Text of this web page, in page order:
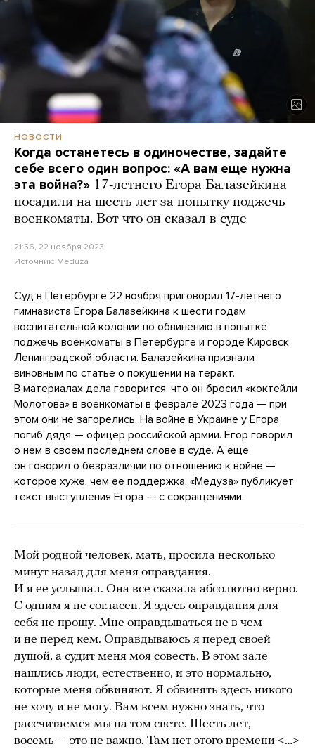
НОВОСТИ
Когда останетесь в одиночестве, задайте
себе всего один вопрос: «А вам еще нужна
эта война?» 17-летнего Егора Балазейкина
посадили на шесть лет за попытку поджечь
военкоматы. Вот что он сказал в суде
21:56, 22 ноября 2023
Источник: Meduza
Суд в Петербурге 22 ноября приговорил 17-летнего
гимназиста Егора Балазейкина к шести годам
воспитательной колонии по обвинению в попытке
поджечь военкоматы в Петербурге и городе Кировск
Ленинградской области. Балазейкина признали
виновным по статье о покушении на теракт.
В материалах дела говорится, что он бросил «коктейли
Молотова» в военкоматы в феврале 2023 года — при
этом они не загорелись. На войне в Украине у Егора
погиб дядя — офицер российской армии. Егор говорил
о нем в своем последнем слове в суде. А еще
он говорил о безразличии по отношению к войне —
которое хуже, чем ее поддержка. «Медуза» публикует
текст выступления Егора — с сокращениями.
Мой родной человек, мать, просила несколько
минут назад для меня оправдания.
И я ее услышал. Она все сказала абсолютно верно.
С одним я не согласен. Я здесь оправдания для
себя не прошу. Мне оправдываться не в чем
и не перед кем. Оправдываюсь я перед своей
душой, а судит меня моя совесть. В этом зале
нашлись люди, естественно, и это нормально,
которые меня обвиняют. Я обвинять здесь никого
не хочу и не могу. Вам всем нужно знать, что
рассчитаемся мы на том свете. Шесть лет,
восемь — это не важно. Там нет этого времени <…>